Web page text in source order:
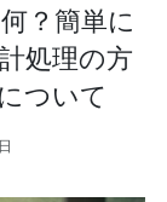
？簡単に
処理の方
ついて